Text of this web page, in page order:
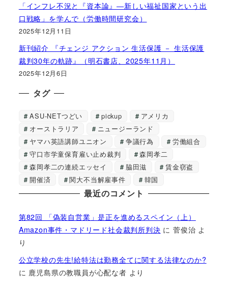
「インフレ不況と『資本論』―新しい福祉国家という出
口戦略」を学んで（労働時間研究会）
2025年12月11日
新刊紹介 『チェンジ アクション 生活保護 － 生活保護
裁判30年の軌跡』（明石書店、2025年11月）
2025年12月6日
タグ
ASU-NETつどい pickup
アメリカ
オーストラリア
ニュージーランド
ヤマハ英語講師ユニオン
争議行為
労働組合
守口市学童保育雇い止め裁判
森岡孝二
森岡孝二の連続エッセイ
脇田滋
賃金窃盗
開催済
関大不当解雇事件 韓国
最近のコメント
第82回 「偽装自営業」是正を進めるスペイン（上）
Amazon事件・マドリード社会裁判所判決 に菅俊治 よ
り
公立学校の先生!給特法は勤務全てに関する法律なのか?
に 鹿児島県の教職員が心配な者 より